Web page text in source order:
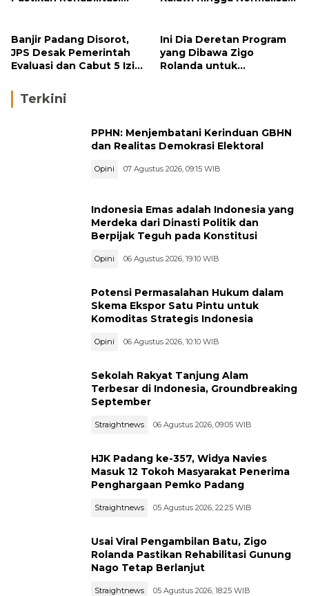
Banjir Padang Disorot,
JPS Desak Pemerintah
Evaluasi dan Cabut 5 Izin
Ini Dia Deretan Program
yang Dibawa Zigo
Rolanda untuk
Terkini
PPHN: Menjembatani Kerinduan GBHN
dan Realitas Demokrasi Elektoral
Opini 07 Agustus 2026, 09:15 WIB
Indonesia Emas adalah Indonesia yang
Merdeka dari Dinasti Politik dan
Berpijak Teguh pada Konstitusi
Opini 06 Agustus 2026, 19:10 WIB
Potensi Permasalahan Hukum dalam
Skema Ekspor Satu Pintu untuk
Komoditas Strategis Indonesia
Opini 06 Agustus 2026, 10:10 WIB
Sekolah Rakyat Tanjung Alam
Terbesar di Indonesia, Groundbreaking
September
Straightnews 06 Agustus 2026, 09:05 WIB
HJK Padang ke-357, Widya Navies
Masuk 12 Tokoh Masyarakat Penerima
Penghargaan Pemko Padang
Straightnews 05 Agustus 2026, 22:25 WIB
Usai Viral Pengambilan Batu, Zigo
Rolanda Pastikan Rehabilitasi Gunung
Nago Tetap Berlanjut
Straightnews 05 Agustus 2026, 18:25 WIB